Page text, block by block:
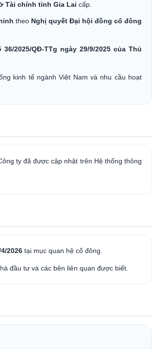
Tài chính tỉnh Gia Lai cấp.
theo Nghị quyết Đại hội đồng cổ đông
2025/QĐ-TTg ngày 29/9/2025 của Thủ
kinh tế ngành Việt Nam và nhu cầu hoạt
ty đã được cập nhật trên Hệ thống thông
2026 tại mục quan hệ cổ đông.
đầu tư và các bên liên quan được biết.